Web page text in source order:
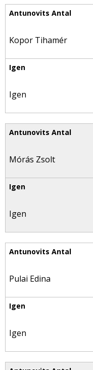
Kopor Tihamér
Igen
Mórás Zsolt
Igen
Pulai Edina
Igen